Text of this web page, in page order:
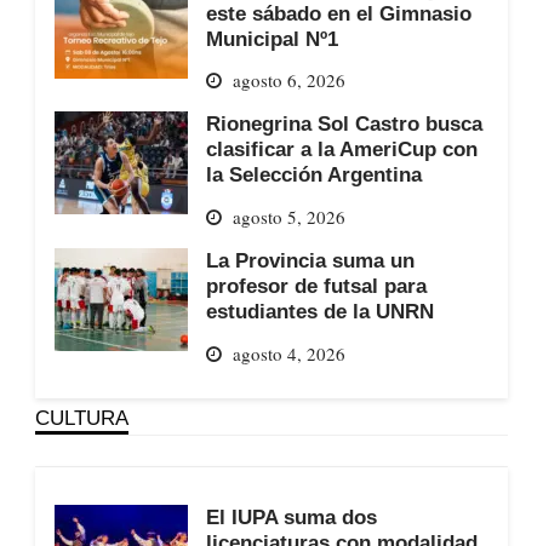
este sábado en el Gimnasio
Municipal Nº1
agosto 6, 2026
Rionegrina Sol Castro busca
clasificar a la AmeriCup con
la Selección Argentina
agosto 5, 2026
La Provincia suma un
profesor de futsal para
estudiantes de la UNRN
agosto 4, 2026
CULTURA
El IUPA suma dos